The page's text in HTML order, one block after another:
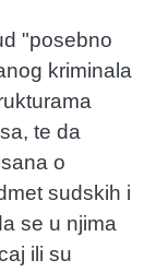
"posebno
kriminala
te da
o
sudskih i
se u njima
ili su